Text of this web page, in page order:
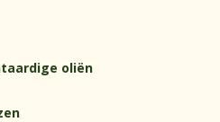
oliën